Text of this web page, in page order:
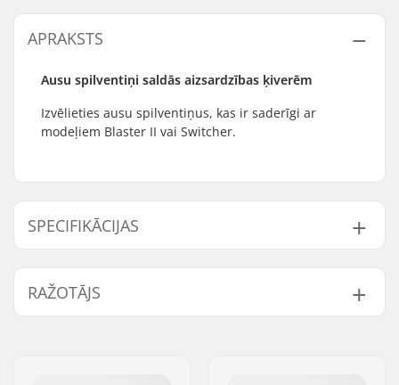
APRAKSTS
Ausu spilventiņi saldās aizsardzības ķiverēm
Izvēlieties ausu spilventiņus, kas ir saderīgi ar
modeļiem Blaster II vai Switcher.
SPECIFIKĀCIJAS
Svars: 45g
RAŽOTĀJS